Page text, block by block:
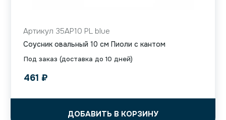
Под заказ (доставка до 10 дней)
Артикул 35AP10 PL blue
Соусник овальный 10 см Пиоли с кантом
461 ₽
ДОБАВИТЬ В КОРЗИНУ